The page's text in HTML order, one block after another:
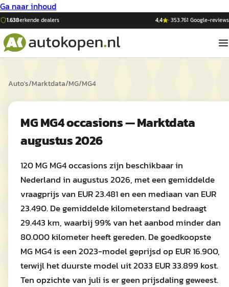
Ga naar inhoud
1.638erkende dealers 4,4 ·353.761 Google-reviews
Auto's/Marktdata/MG/MG4
MG MG4 occasions — Marktdata
augustus 2026
120 MG MG4 occasions zijn beschikbaar in
Nederland in augustus 2026, met een gemiddelde
vraagprijs van EUR 23.481 en een mediaan van EUR
23.490. De gemiddelde kilometerstand bedraagt
29.443 km, waarbij 99% van het aanbod minder dan
80.000 kilometer heeft gereden. De goedkoopste
MG MG4 is een 2023-model geprijsd op EUR 16.900,
terwijl het duurste model uit 2033 EUR 33.899 kost.
Ten opzichte van juli is er geen prijsdaling geweest.